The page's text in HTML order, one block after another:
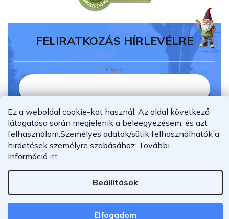
Ez a weboldal cookie-kat használ. Az oldal következő
látogatása során megjelenik a beleegyezésem, és azt
felhasználom.Személyes adatok/sütik felhasználhatók a
hirdetések személyre szabásához. További
információ itt.
Beállítások
Elfogadom
FELIRATKOZÁS HÍRLEVÉLRE
E-MAIL
Elolvastam és megértettem azadatvédelmi
nyilatkozatot.
Feliratkozás
Shoptet Premium készítette